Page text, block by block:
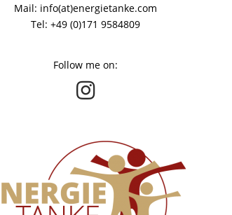
Mail: info(at)energietanke.com
Tel: +49 (0)171 9584809
Follow me on: